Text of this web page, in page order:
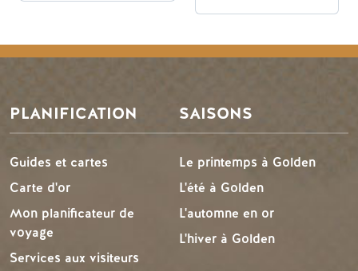
Glaciers
PLANIFICATION
Guides et cartes
Carte d'or
Mon planificateur de
voyage
Services aux visiteurs
SAISONS
Le printemps à Golden
L'été à Golden
L'automne en or
L'hiver à Golden